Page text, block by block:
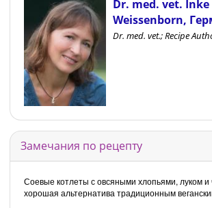
Dr. med. vet. Inke
Weissenborn,
Dr. med. vet.; Recipe
Замечания по рецепту
Соевые котлеты с овсяными хлопьями, луком
хорошая альтернатива традиционным